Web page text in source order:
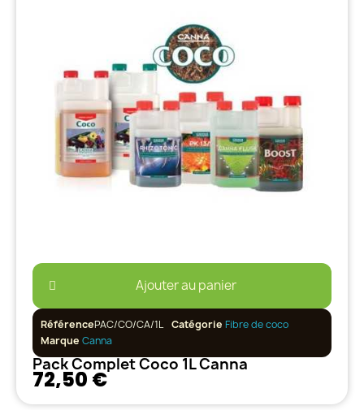
Ajouter au panier
RéférencePAC/CO/CA/1L Catégorie Fibre de coco
Marque Canna
Pack Complet Coco 1L Canna
72,50 €